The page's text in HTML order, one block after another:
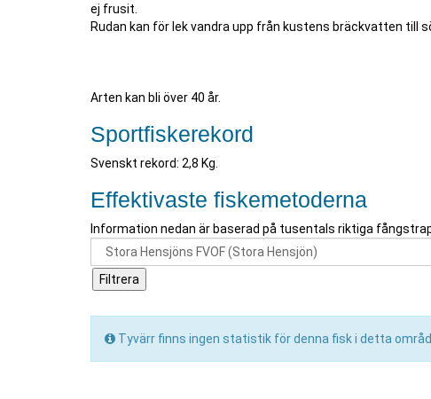
ej frusit.
Rudan kan för lek vandra upp från kustens bräckvatten till
Arten kan bli över 40 år.
Sportfiskerekord
Svenskt rekord: 2,8 Kg.
Effektivaste fiskemetoderna
Information nedan är baserad på tusentals riktiga
Tyvärr finns ingen statistik för denna fisk i detta